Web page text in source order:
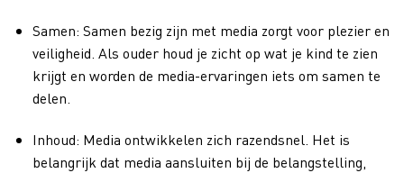
Samen: Samen bezig zijn met media zorgt voor plezier en
veiligheid. Als ouder houd je zicht op wat je kind te zien
krijgt en worden de media-ervaringen iets om samen te
delen.
Inhoud: Media ontwikkelen zich razendsnel. Het is
belangrijk dat media aansluiten bij de belangstelling,